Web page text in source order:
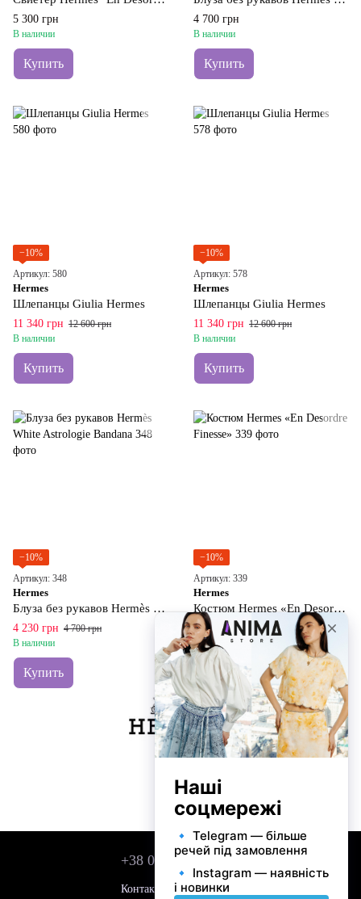
5 300 грн
В наличии
Купить
4 700 грн
В наличии
Купить
−10%
Артикул: 580
Hermes
Шлепанцы Giulia Hermes
11 340 грн 12 600 грн
В наличии
Купить
−10%
Артикул: 578
Hermes
Шлепанцы Giulia Hermes
11 340 грн 12 600 грн
В наличии
Купить
−10%
Артикул: 348
Hermes
Блуза без рукавов Hermès White Astrologie Bandana
4 230 грн 4 700 грн
В наличии
Купить
−10%
Артикул: 339
Hermes
Костюм Hermes «En Desordre Finesse»
14 220 грн
15 800 грн
В наличии
Купить
+38 050 743 01 42
Контактная информация